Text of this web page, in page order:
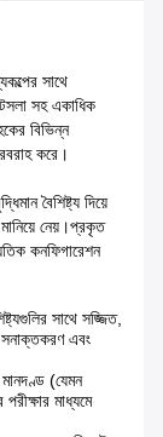
সাথে
সহ একাধিক
বিভিন্ন
করে।
বৈশিষ্ট্য দিয়ে
মানিয়ে নেয়।প্রকৃত
কনফিগারেশন
সাথে সজ্জিত,
সনাক্তকরণ এবং
(যেমন
মাধ্যমে